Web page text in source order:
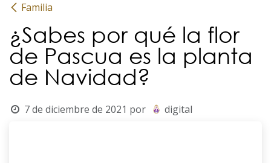
Familia
¿Sabes por qué la flor
de Pascua es la planta
de Navidad?
7 de diciembre de 2021 por digital